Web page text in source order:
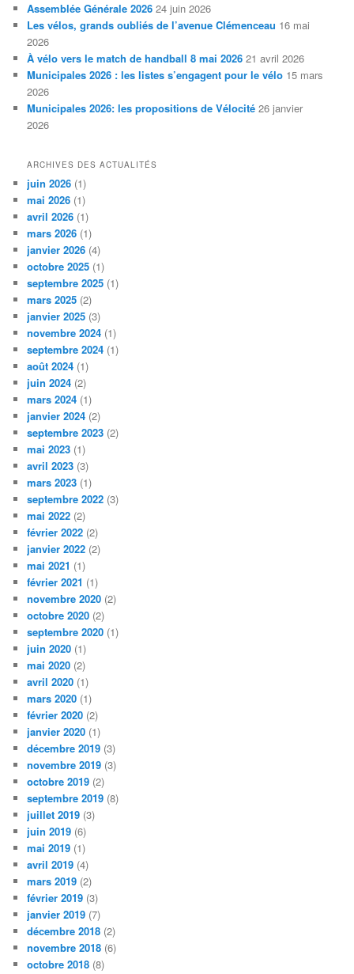
Assemblée Générale 2026 24 juin 2026
Les vélos, grands oubliés de l’avenue Clémenceau 16 mai
2026
À vélo vers le match de handball 8 mai 2026 21 avril 2026
Municipales 2026 : les listes s’engagent pour le vélo 15 mars
2026
Municipales 2026: les propositions de Vélocité 26 janvier
2026
ARCHIVES DES ACTUALITÉS
juin 2026 (1)
mai 2026 (1)
avril 2026 (1)
mars 2026 (1)
janvier 2026 (4)
octobre 2025 (1)
septembre 2025 (1)
mars 2025 (2)
janvier 2025 (3)
novembre 2024 (1)
septembre 2024 (1)
août 2024 (1)
juin 2024 (2)
mars 2024 (1)
janvier 2024 (2)
septembre 2023 (2)
mai 2023 (1)
avril 2023 (3)
mars 2023 (1)
septembre 2022 (3)
mai 2022 (2)
février 2022 (2)
janvier 2022 (2)
mai 2021 (1)
février 2021 (1)
novembre 2020 (2)
octobre 2020 (2)
septembre 2020 (1)
juin 2020 (1)
mai 2020 (2)
avril 2020 (1)
mars 2020 (1)
février 2020 (2)
janvier 2020 (1)
décembre 2019 (3)
novembre 2019 (3)
octobre 2019 (2)
septembre 2019 (8)
juillet 2019 (3)
juin 2019 (6)
mai 2019 (1)
avril 2019 (4)
mars 2019 (2)
février 2019 (3)
janvier 2019 (7)
décembre 2018 (2)
novembre 2018 (6)
octobre 2018 (8)